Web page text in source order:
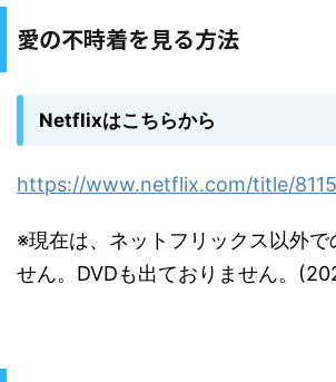
愛の不時着を見る方法
Netflixはこちらから
https://www.netflix.com/title/
※現在は、ネットフリックス以外で
せん。DVDも出ておりません。